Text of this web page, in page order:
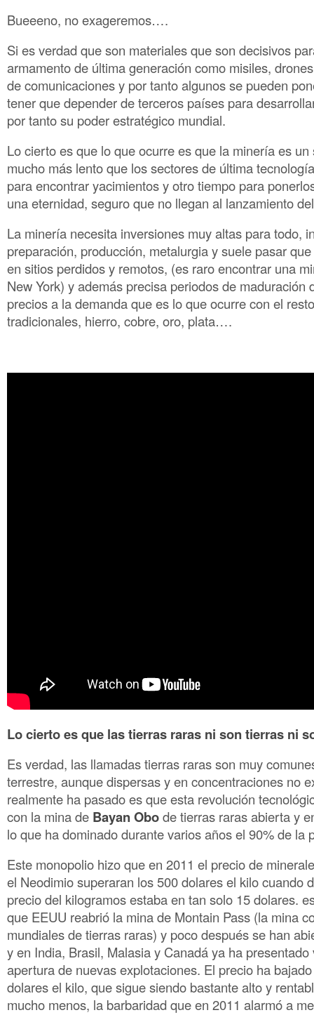
Bueeeno, no exageremos….
Si es verdad que son materiales que son decisivos
armamento de última generación como misiles,
de comunicaciones y por tanto algunos se pueden
tener que depender de terceros países para
por tanto su poder estratégico mundial.
Lo cierto es que lo que ocurre es que la minería es
mucho más lento que los sectores de última
para encontrar yacimientos y otro tiempo para
una eternidad, seguro que no llegan al lanzamiento
La minería necesita inversiones muy altas para todo,
preparación, producción, metalurgia y suele pasar
en sitios perdidos y remotos, (es raro encontrar una
New York) y además precisa periodos de maduración
precios a la demanda que es lo que ocurre con el
tradicionales, hierro, cobre, oro, plata….
Lo cierto es que las tierras raras ni son tierras ni
Es verdad, las llamadas tierras raras son muy
terrestre, aunque dispersas y en concentraciones no
realmente ha pasado es que esta revolución
con la mina de Bayan Obode tierras raras abierta y
lo que ha dominado durante varios años el 90% de la
Este monopolio hizo que en 2011 el precio de
el Neodimio superaran los 500 dolares el kilo cuando
precio del kilogramos estaba en tan solo 15 dolares.
que EEUU reabrió la mina de Montain Pass (la mina
mundiales de tierras raras) y poco después se han
y en India, Brasil, Malasia y Canadá ya ha
apertura de nuevas explotaciones. El precio ha
dolares el kilo, que sigue siendo bastante alto y
mucho menos, la barbaridad que en 2011 alarmó a